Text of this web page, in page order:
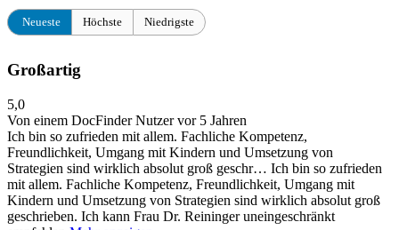
Neueste Höchste Niedrigste
Großartig
5,0
Von einem DocFinder Nutzervor 5 Jahren
Ich bin so zufrieden mit allem. Fachliche Kompetenz,
Freundlichkeit, Umgang mit Kindern und Umsetzung von
Strategien sind wirklich absolut groß geschr… Ich bin so zufrieden
mit allem. Fachliche Kompetenz, Freundlichkeit, Umgang mit
Kindern und Umsetzung von Strategien sind wirklich absolut groß
geschrieben. Ich kann Frau Dr. Reininger uneingeschränkt